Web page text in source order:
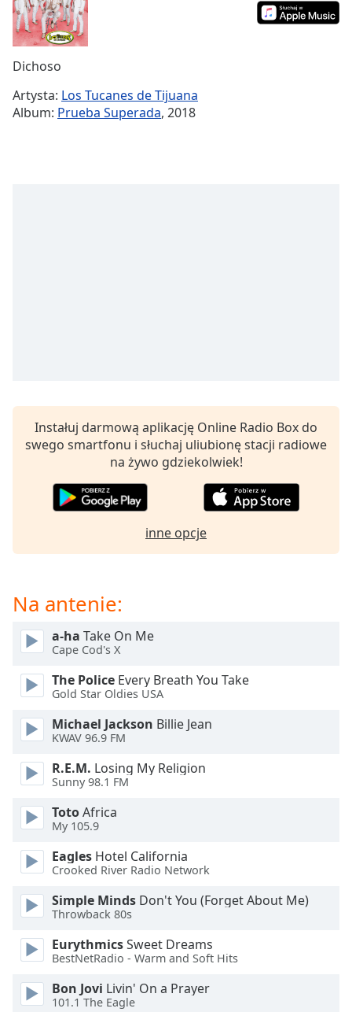
Remaining
Time-
Playback
Rate
subtitles
off,
in-
This
modal
window.
dialog
window.
Escape
cancel
and
Text
Opacity
Dichoso
Artysta: Los Tucanes de Tijuana
Album: Prueba Superada, 2018
Instałuj darmową aplikację Online Radio Box do
swego smartfonu i słuchaj uliubionę stacji radiowe
na żywo gdziekolwiek!
inne opcje
Na antenie:
a-ha Take On Me
Cape Cod's X
The Police Every Breath You Take
Gold Star Oldies USA
Michael Jackson Billie Jean
KWAV 96.9 FM
R.E.M. Losing My Religion
Sunny 98.1 FM
TotoAfrica
My 105.9
Eagles Hotel California
Crooked River Radio Network
Simple Minds Don't You (Forget About Me)
Throwback 80s
EurythmicsSweet Dreams
BestNetRadio - Warm and Soft Hits
Bon Jovi Livin' On a Prayer
101.1 The Eagle